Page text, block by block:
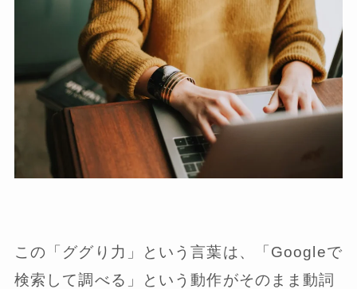
この「ググり力」という言葉は、「Googleで
検索して調べる」という動作がそのまま動詞